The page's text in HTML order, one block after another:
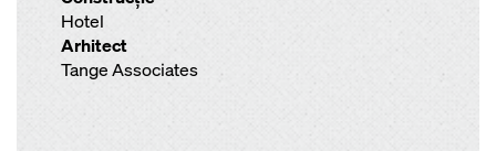
Hotel
Arhitect
Tange Associates